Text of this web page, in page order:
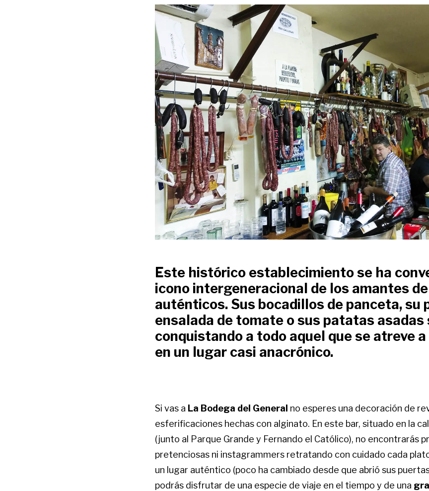
Este histórico establecimiento se ha
icono intergeneracional de los amantes
auténticos. Sus bocadillos de panceta, su
ensalada de tomate o sus patatas asadas
conquistando a todo aquel que se atreve
en un lugar casi anacrónico.
Si vas a La Bodega del General no esperes una decoración de
esferificaciones hechas con alginato. En este bar, situado en la
(junto al Parque Grande y Fernando el Católico), no encontrarás
pretenciosas ni instagrammers retratando con cuidado cada
un lugar auténtico (poco ha cambiado desde que abrió sus
podrás disfrutar de una especie de viaje en el tiempo y de una